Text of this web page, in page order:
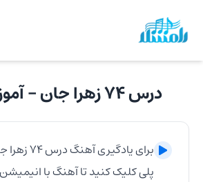
درس ۷۴ زهرا جان -
برای یادگیری آهنگدرس ۷۴ زهرا جان
پلی کلیک کنید تا آهنگ با